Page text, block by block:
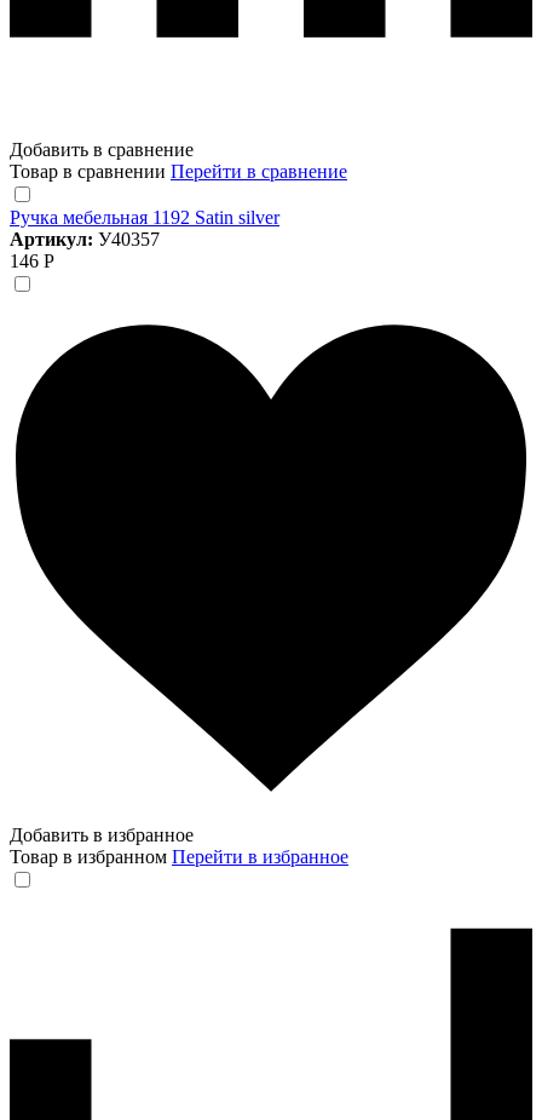
Добавить в сравнение
Товар в сравнении Перейти в сравнение
Ручка мебельная 1192 Satin silver
Артикул: У40357
146 Р
Добавить в избранное
Товар в избранном Перейти в избранное